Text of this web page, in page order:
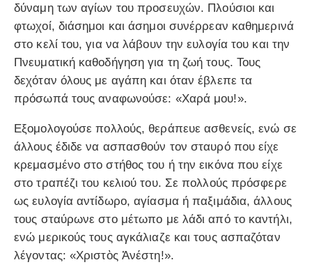
δύναμη των αγίων του προσευχών. Πλούσιοι και
φτωχοί, διάσημοι και άσημοι συνέρρεαν καθημερινά
στο κελί του, για να λάβουν την ευλογία του και την
Πνευματική καθοδήγηση για τη ζωή τους. Τους
δεχόταν όλους με αγάπη και όταν έβλεπε τα
πρόσωπά τους αναφωνούσε: «Χαρά μου!».
Εξομολογούσε πολλούς, θεράπευε ασθενείς, ενώ σε
άλλους έδιδε να ασπασθούν τον σταυρό που είχε
κρεμασμένο στο στήθος του ή την εικόνα που είχε
στο τραπέζι του κελιού του. Σε πολλούς πρόσφερε
ως ευλογία αντίδωρο, αγίασμα ή παξιμάδια, άλλους
τους σταύρωνε στο μέτωπο με λάδι από το καντήλι,
ενώ μερικούς τους αγκάλιαζε και τους ασπαζόταν
λέγοντας: «Χριστὸς Ἀνέστη!».